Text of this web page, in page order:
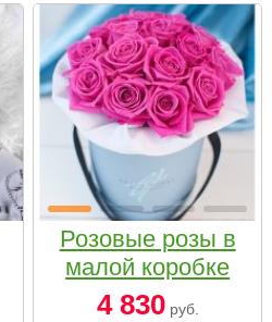
Розовые розы в
малой коробке
4 830руб.